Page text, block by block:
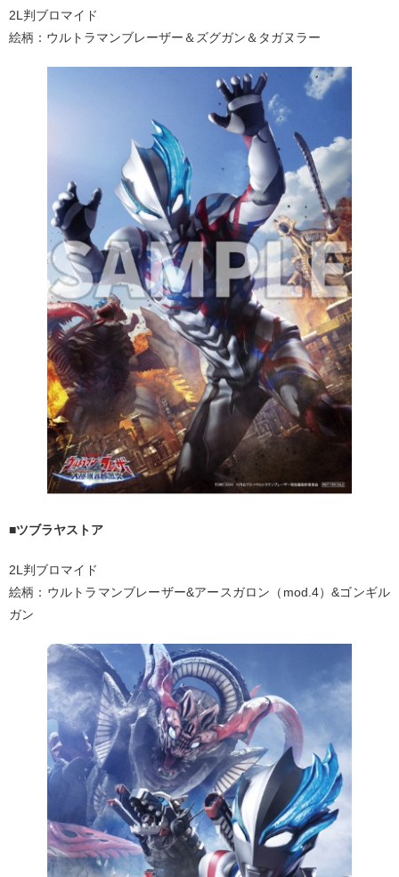
2L判ブロマイド
絵柄：ウルトラマンブレーザー＆ズグガン＆タガヌラー
■ツブラヤストア
2L判ブロマイド
絵柄：ウルトラマンブレーザー&アースガロン（mod.4）&ゴンギル
ガン